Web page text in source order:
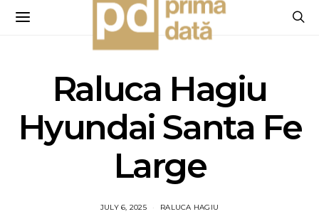
Raluca Hagiu
Hyundai Santa Fe
Large
JULY 6, 2025 RALUCA HAGIU